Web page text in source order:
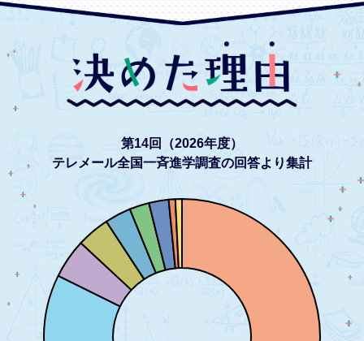
第14回（2026年度）
テレメール全国一斉進学調査の回答より集計